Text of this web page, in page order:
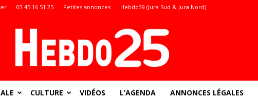
03 45 16 51 25 Petites annonces Hebdo39 (Jura Sud & Jura Nord)
CULTURE VIDÉOS L’AGENDA ANNONCES LÉGALES